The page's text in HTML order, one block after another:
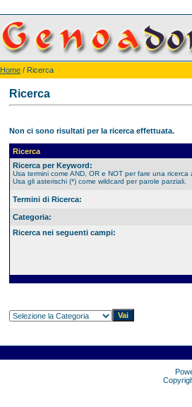
Home / Ricerca
Ricerca
Non ci sono risultati per la ricerca effettuata.
Ricerca
Ricerca per Keyword:
Usa termini come AND, OR e NOT per fare una ricerca
Usa gli asterischi (*) come wildcard per parole parziali.
Termini di Ricerca:
Categoria:
Ricerca nei seguenti campi: